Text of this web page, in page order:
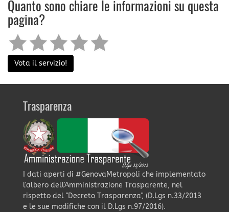
Quanto sono chiare le informazioni su questa
pagina?
Vota il servizio!
Trasparenza
I dati aperti di #GenovaMetropoli che implementato
l'albero dell'Amministrazione Trasparente, nel
rispetto del "Decreto Trasparenza", (D.Lgs n.33/2013
e le sue modifiche con il D.Lgs n.97/2016).